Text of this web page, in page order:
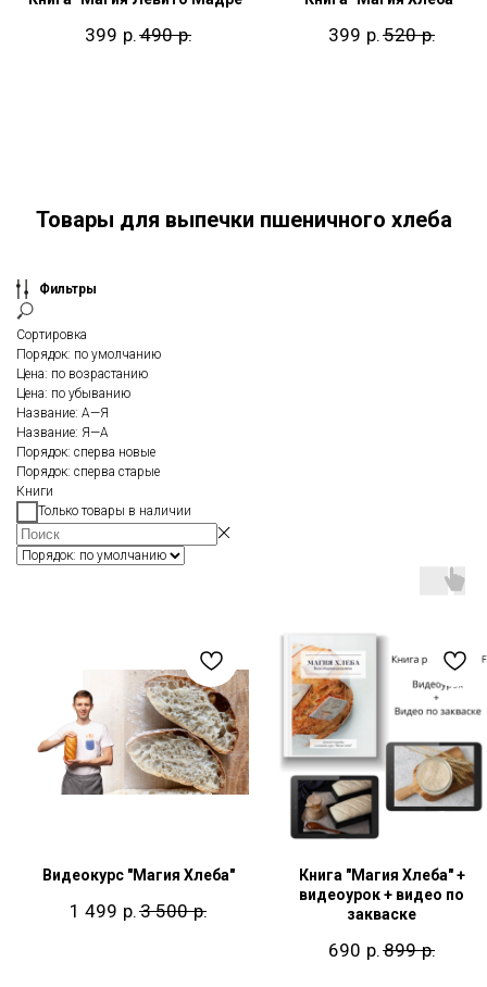
399 р. 490 р. 399 р. 520 р.
Товары для выпечки пшеничного хлеба
Фильтры
Сортировка
Порядок: по умолчанию
Цена: по возрастанию
Цена: по убыванию
Название: А—Я
Название: Я—А
Порядок: сперва новые
Порядок: сперва старые
Книги
Только товары в наличии
Видеокурс "Магия Хлеба"
1 499 р. 3 500 р.
Книга "Магия Хлеба" +
видеоурок + видео по
закваске
690 р. 899 р.